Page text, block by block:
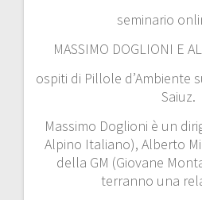
seminario
MASSIMO DOGLIONI E
ospiti di Pillole d’Ambiente
Saiuz.
Massimo Doglioni è un
Alpino Italiano), Alberto
della GM (Giovane
terranno una